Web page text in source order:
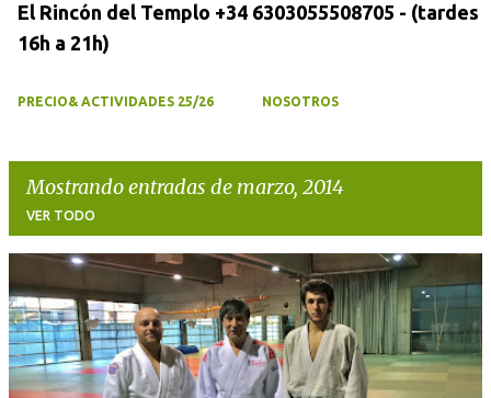
El Rincón del Templo +34 6303055508705 - (tardes
16h a 21h)
PRECIO& ACTIVIDADES 25/26 NOSOTROS
Mostrando entradas de marzo, 2014
VER TODO
E
n
t
r